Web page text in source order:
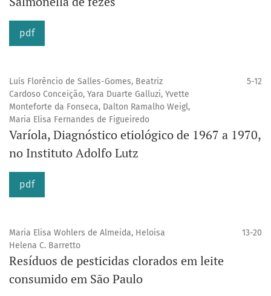
pdf
Luís Florêncio de Salles-Gomes, Beatriz
Cardoso Conceição, Yara Duarte Galluzi, Yvette
Monteforte da Fonseca, Dalton Ramalho Weigl,
Maria Elisa Fernandes de Figueiredo
5-12
Varíola, Diagnóstico etiológico de 1967 a 1970,
no Instituto Adolfo Lutz
pdf
Maria Elisa Wohlers de Almeida, Heloisa
Helena C. Barretto
13-20
Resíduos de pesticidas clorados em leite
consumido em São Paulo